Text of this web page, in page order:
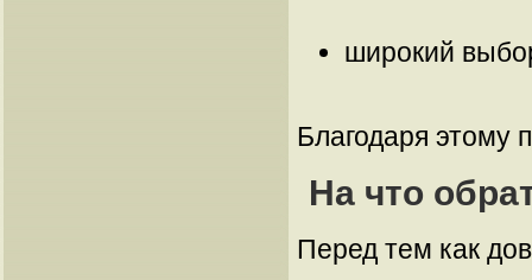
широкий
Благодаря этому
На что
Перед тем как